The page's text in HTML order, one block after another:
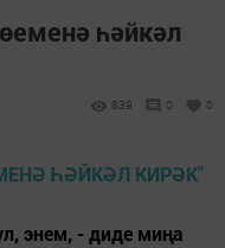
һәйкәл
839 0 0
энем, - диде миңа